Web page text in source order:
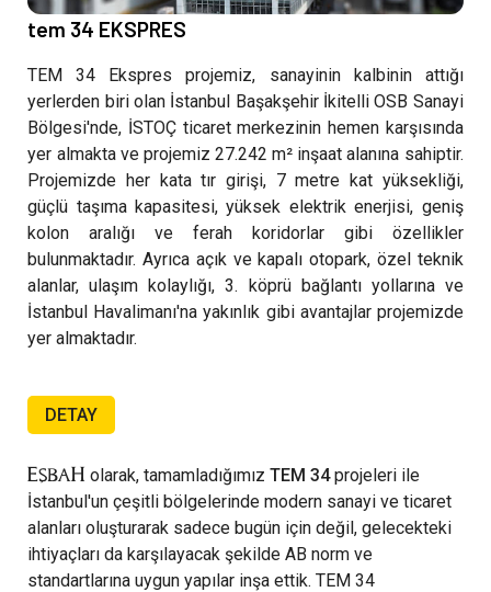
tem 34 EKSPRES
TEM 34 Ekspres projemiz, sanayinin kalbinin attığı
yerlerden biri olan İstanbul Başakşehir İkitelli OSB Sanayi
Bölgesi'nde, İSTOÇ ticaret merkezinin hemen karşısında
yer almakta ve projemiz 27.242 m² inşaat alanına sahiptir.
Projemizde her kata tır girişi, 7 metre kat yüksekliği,
güçlü taşıma kapasitesi, yüksek elektrik enerjisi, geniş
kolon aralığı ve ferah koridorlar gibi özellikler
bulunmaktadır. Ayrıca açık ve kapalı otopark, özel teknik
alanlar, ulaşım kolaylığı, 3. köprü bağlantı yollarına ve
İstanbul Havalimanı'na yakınlık gibi avantajlar projemizde
yer almaktadır.
DETAY
olarak, tamamladığımızTEM 34projeleri ile
İstanbul'un çeşitli bölgelerinde modern sanayi ve ticaret
alanları oluşturarak sadece bugün için değil, gelecekteki
ihtiyaçları da karşılayacak şekilde AB norm ve
standartlarına uygun yapılar inşa ettik. TEM 34